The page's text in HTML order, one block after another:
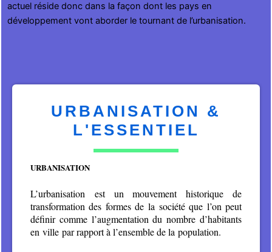
actuel réside donc dans la façon dont les pays en
développement vont aborder le tournant de l’urbanisation.
URBANISATION &
L'ESSENTIEL
URBANISATION
L’urbanisation est un mouvement historique de
transformation des formes de la société que l’on peut
définir comme l’augmentation du nombre d’habitants
en ville par rapport à l’ensemble de la population.